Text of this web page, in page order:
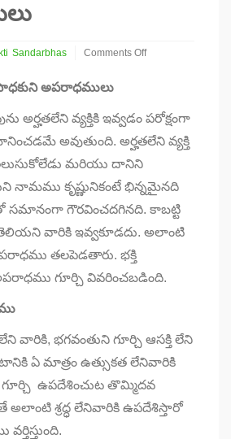
Sandarbhas
Comments Off
తొమ్మిదవ
పదవ
నామ
అపరాధములు
అపరాధములు
అర్హతలేని వ్యక్తికి ఇవ్వడం పరోక్షంగా
అవుతుంది. అర్హతలేని వ్యక్తి
తెలుసుకోలేడు మరియు దానిని
నామము కృష్ణునికంటే భిన్నమైనది
గౌరవించదగినది. కాబట్టి
వారికి ఇవ్వకూడదు. అలాంటి
తలపెడతారు. భక్తి
గూర్చి వివరించబడింది.
వారికి, భగవంతుని గూర్చి ఆసక్తి లేని
ఏ మాత్రం ఉత్సుకత లేనివారికి
గూర్చి ఉపదేశించుట తొమ్మిదవ
శ్రద్ధ లేనివారికి ఉపదేశిస్తారో